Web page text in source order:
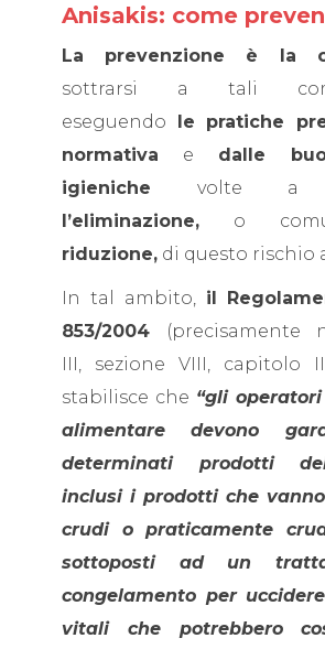
Anisakis: come
La prevenzione è la
sottrarsi a tali
eseguendo le pratiche
normativa e dalle
igieniche volte
l’eliminazione, o
riduzione, di questo rischio
In tal ambito, il
853/2004 (precisamente
III, sezione VIII, capitolo
stabilisce che “gli
alimentare devono
determinati prodotti
inclusi i prodotti che
crudi o praticamente
sottoposti ad un
congelamento per
vitali che potrebbero